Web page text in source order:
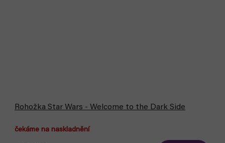
Rohožka Star Wars - Welcome to the Dark Side
čekáme na naskladnění